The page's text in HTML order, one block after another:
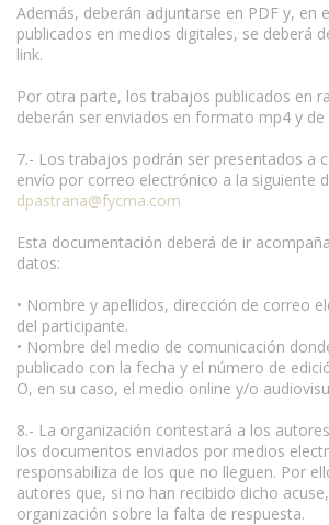
Además, deberán adjuntarse en PDF y, en
publicados en medios digitales, se deberá
link.
Por otra parte, los trabajos publicados en
deberán ser enviados en formato mp4 y de
7.- Los trabajos podrán ser presentados a
envío por correo electrónico a la siguiente
dpastrana@fycma.com
Esta documentación deberá de ir
datos:
• Nombre y apellidos, dirección de correo
del participante.
• Nombre del medio de comunicación
publicado con la fecha y el número de
O, en su caso, el medio online y/o
8.- La organización contestará a los
los documentos enviados por medios
responsabiliza de los que no lleguen. Por
autores que, si no han recibido dicho
organización sobre la falta de respuesta.